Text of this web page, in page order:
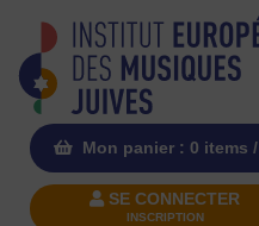
Mon panier : 0 items /
SE CONNECTER
INSCRIPTION